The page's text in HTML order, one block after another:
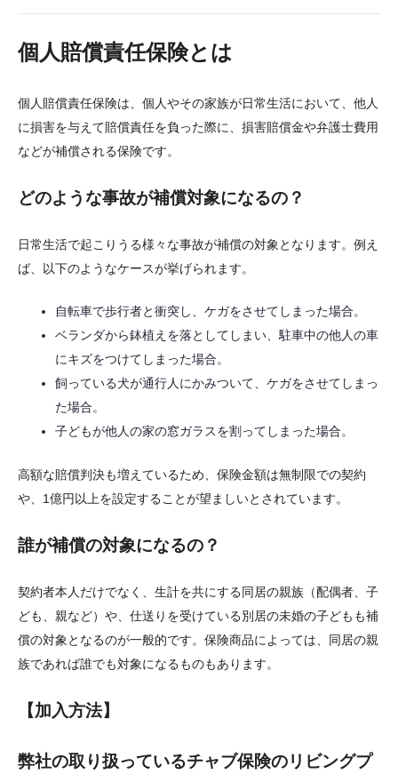
個人賠償責任保険とは
個人賠償責任保険は、個人やその家族が日常生活において、他人
に損害を与えて賠償責任を負った際に、損害賠償金や弁護士費用
などが補償される保険です。
どのような事故が補償対象になるの？
日常生活で起こりうる様々な事故が補償の対象となります。例え
ば、以下のようなケースが挙げられます。
自転車で歩行者と衝突し、ケガをさせてしまった場合。
ベランダから鉢植えを落としてしまい、駐車中の他人の車
にキズをつけてしまった場合。
飼っている犬が通行人にかみついて、ケガをさせてしまっ
た場合。
子どもが他人の家の窓ガラスを割ってしまった場合。
高額な賠償判決も増えているため、保険金額は無制限での契約
や、1億円以上を設定することが望ましいとされています。
誰が補償の対象になるの？
契約者本人だけでなく、生計を共にする同居の親族（配偶者、子
ども、親など）や、仕送りを受けている別居の未婚の子どもも補
償の対象となるのが一般的です。保険商品によっては、同居の親
族であれば誰でも対象になるものもあります。
【加入方法】
弊社の取り扱っているチャブ保険のリビングプ